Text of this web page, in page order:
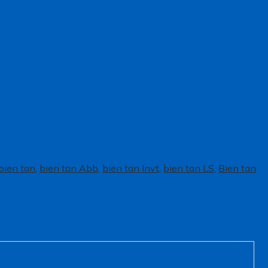
tan, bien tan Abb, bien tan Invt, bien tan LS, Bien tan